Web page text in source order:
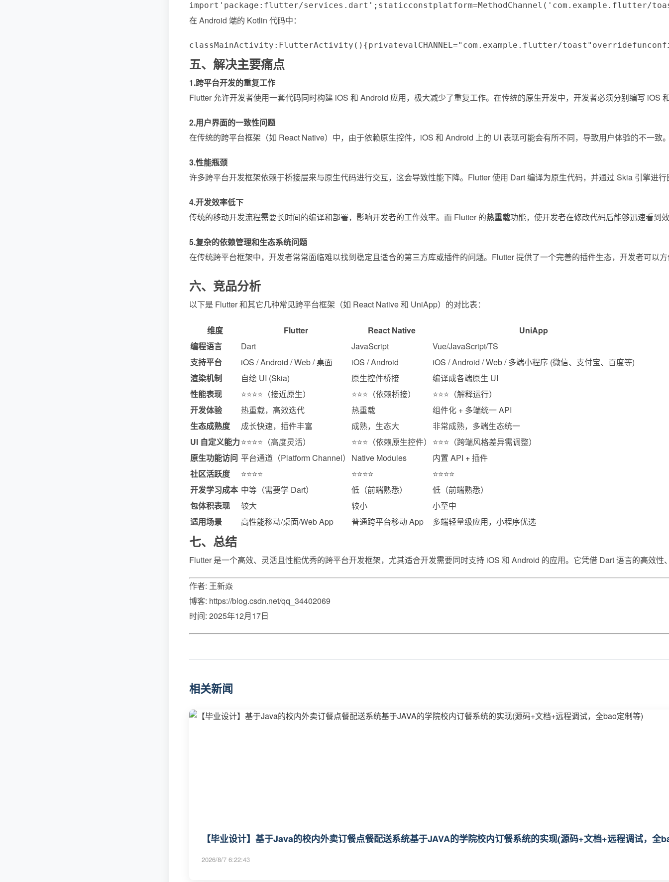
import 'package:flutter/services.dart' ; staticconstplatform=MethodChannel ( 'com.example.flutter/
在 Android 端的 Kotlin 代码中：
classMainActivity : FlutterActivity ( ) {privatevalCHANNEL="com.example.flutter/toast" overridefun
五、解决主要痛点
1.跨平台开发的重复工作
Flutter 允许开发者使用一套代码同时构建 iOS 和 Android 应用，极大减少了重复工作。在传统的原生开发中，开发者必须分别编写
2.用户界面的一致性问题
在传统的跨平台框架（如 React Native）中，由于依赖原生控件，iOS 和 Android 上的 UI 表现可能会有所不同，导致用户体验的不一
3.性能瓶颈
许多跨平台开发框架依赖于桥接层来与原生代码进行交互，这会导致性能下降。Flutter 使用 Dart 编译为原生代码，并通过 Skia 引擎进
4.开发效率低下
传统的移动开发流程需要长时间的编译和部署，影响开发者的工作效率。而 Flutter 的热重载功能，使开发者在修改代码后能够迅速看到
5.复杂的依赖管理和生态系统问题
在传统跨平台框架中，开发者常常面临难以找到稳定且适合的第三方库或插件的问题。Flutter 提供了一个完善的插件生态，开发者可
六、竞品分析
以下是 Flutter 和其它几种常见跨平台框架（如 React Native 和 UniApp）的对比表：
维度 Flutter React Native
UniApp
编程语言
Dart JavaScript
Vue/JavaScript/TS
支持平台
iOS / Android / Web / 桌面 iOS / Android
iOS / Android / Web / 多端小程序 (微信、支付宝、百度等)
渲染机制
自绘 UI (Skia) 原生控件桥接
编译成各端原生 UI
性能表现
⭐⭐⭐⭐（接近原生） ⭐⭐⭐（依赖桥接）
⭐⭐⭐（解释运行）
开发体验
热重载，高效迭代 热重载
组件化 + 多端统一 API
生态成熟度
成长快速，插件丰富 成熟，生态大
非常成熟，多端生态统一
UI 自定义能力⭐⭐⭐⭐（高度灵活） ⭐⭐⭐（依赖原生控件）
⭐⭐⭐（跨端风格差异需调整）
原生功能访问 平台通道（Platform Channel） Native Modules
内置 API + 插件
社区活跃度
⭐⭐⭐⭐ ⭐⭐⭐⭐
⭐⭐⭐⭐
开发学习成本 中等（需要学 Dart） 低（前端熟悉）
低（前端熟悉）
包体积表现
较大 较小
小至中
适用场景
高性能移动/桌面/Web App 普通跨平台移动 App 多端轻量级应用，小程序优选
七、总结
Flutter 是一个高效、灵活且性能优秀的跨平台开发框架，尤其适合开发需要同时支持 iOS 和 Android 的应用。它凭借 Dart 语言的高
作者: 王新焱
博客: https://blog.csdn.net/qq_34402069
时间: 2025年12月17日
相关新闻
【毕业设计】基于Java的校内外卖订餐点餐配送系统基于JAVA的学院校内订餐系统的实现(源码+文档+远程调试，全
2026/8/7 6:22:43